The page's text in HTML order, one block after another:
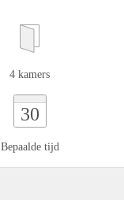
4 kamers
30
Bepaalde tijd